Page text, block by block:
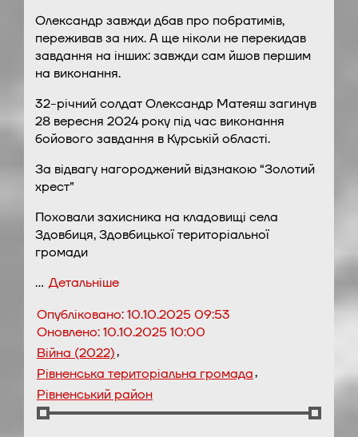
Олександр завжди дбав про побратимів,
переживав за них. А ще ніколи не перекидав
завдання на інших: завжди сам йшов першим
на виконання.
32-річний солдат Олександр Матеяш загинув
28 вересня 2024 року під час виконання
бойового завдання в Курській області.
За відвагу нагороджений відзнакою “Золотий
хрест”
Поховали захисника на кладовищі села
Здовбиця, Здовбицької територіальної
громади
… Детальніше
Опубліковано:10.10.2025 09:53
Оновлено:10.10.2025 10:00
Війна (2022),
Рівненська територіальна громада,
Рівненський район